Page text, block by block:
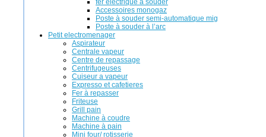
fer electrique à souder
Accessoires monogaz
Poste à souder semi-automatique mig
Poste à souder à l’arc
Petit electromenager
Aspirateur
Centrale vapeur
Centre de repassage
Centrifugeuses
Cuiseur a vapeur
Expresso et cafetieres
Fer à repasser
Friteuse
Grill pain
Machine à coudre
Machine à pain
Mini four/ rotisserie